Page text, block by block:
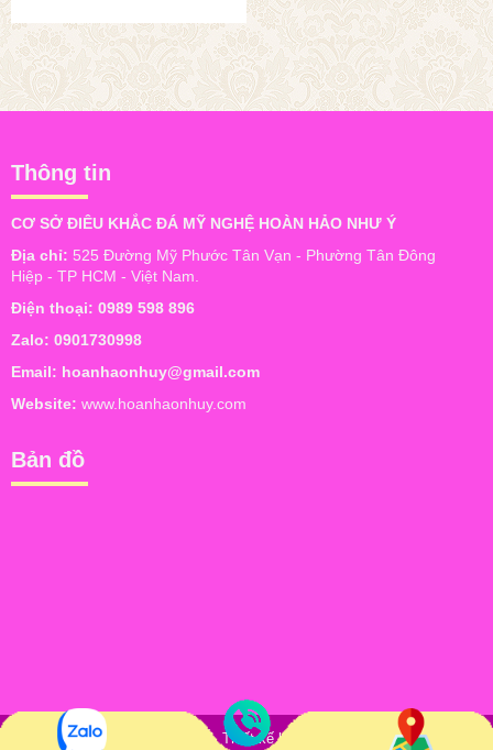
Thông tin
CƠ SỞ ĐIÊU KHẮC ĐÁ MỸ NGHỆ HOÀN HẢO NHƯ Ý
Địa chỉ: 525 Đường Mỹ Phước Tân Vạn - Phường Tân Đông
Hiệp - TP HCM - Việt Nam.
Điện thoại: 0989 598 896
Zalo: 0901730998
Email: hoanhaonhuy@gmail.com
Website: www.hoanhaonhuy.com
Bản đồ
Bản quyền © Hoàn Hảo Như Ý. Thiết kế bởi . Trực tuyến: 6